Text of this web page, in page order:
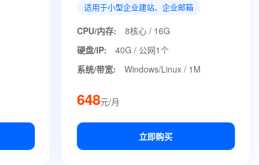
适用于小型企业建站、企业邮箱
CPU/内存:
8核心 / 16G
硬盘/IP:
40G / 公网1个
系统/带宽:
Windows/Linux / 1M
648元/月
立即购买